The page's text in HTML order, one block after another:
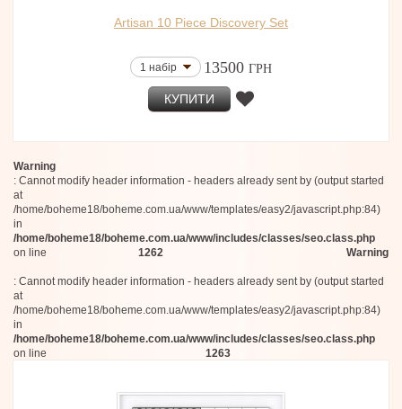
Artisan 10 Piece Discovery Set
1 набір 13500 ГРН
КУПИТИ
Warning
: Cannot modify header information - headers already sent by (output started
at
/home/boheme18/boheme.com.ua/www/templates/easy2/javascript.php:84)
in
/home/boheme18/boheme.com.ua/www/includes/classes/seo.class.php
on line
1262 Warning
: Cannot modify header information - headers already sent by (output started
at
/home/boheme18/boheme.com.ua/www/templates/easy2/javascript.php:84)
in
/home/boheme18/boheme.com.ua/www/includes/classes/seo.class.php
on line
1263